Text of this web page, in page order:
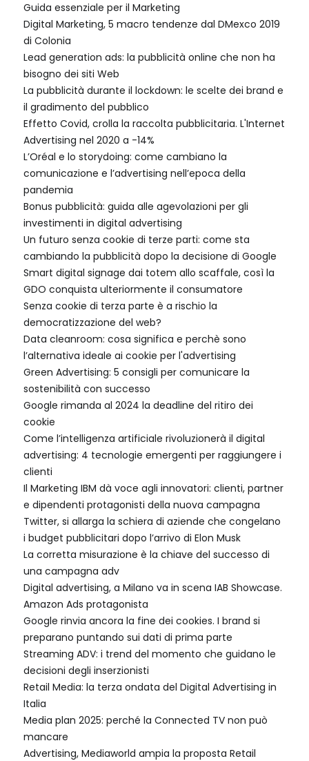
Guida essenziale per il Marketing
Digital Marketing, 5 macro tendenze dal DMexco 2019
di Colonia
Lead generation ads: la pubblicità online che non ha
bisogno dei siti Web
La pubblicità durante il lockdown: le scelte dei brand e
il gradimento del pubblico
Effetto Covid, crolla la raccolta pubblicitaria. L'Internet
Advertising nel 2020 a -14%
L’Oréal e lo storydoing: come cambiano la
comunicazione e l’advertising nell’epoca della
pandemia
Bonus pubblicità: guida alle agevolazioni per gli
investimenti in digital advertising
Un futuro senza cookie di terze parti: come sta
cambiando la pubblicità dopo la decisione di Google
Smart digital signage dai totem allo scaffale, così la
GDO conquista ulteriormente il consumatore
Senza cookie di terza parte è a rischio la
democratizzazione del web?
Data cleanroom: cosa significa e perchè sono
l’alternativa ideale ai cookie per l'advertising
Green Advertising: 5 consigli per comunicare la
sostenibilità con successo
Google rimanda al 2024 la deadline del ritiro dei
cookie
Come l’intelligenza artificiale rivoluzionerà il digital
advertising: 4 tecnologie emergenti per raggiungere i
clienti
Il Marketing IBM dà voce agli innovatori: clienti, partner
e dipendenti protagonisti della nuova campagna
Twitter, si allarga la schiera di aziende che congelano
i budget pubblicitari dopo l’arrivo di Elon Musk
La corretta misurazione è la chiave del successo di
una campagna adv
Digital advertising, a Milano va in scena IAB Showcase.
Amazon Ads protagonista
Google rinvia ancora la fine dei cookies. I brand si
preparano puntando sui dati di prima parte
Streaming ADV: i trend del momento che guidano le
decisioni degli inserzionisti
Retail Media: la terza ondata del Digital Advertising in
Italia
Media plan 2025: perché la Connected TV non può
mancare
Advertising, Mediaworld ampia la proposta Retail